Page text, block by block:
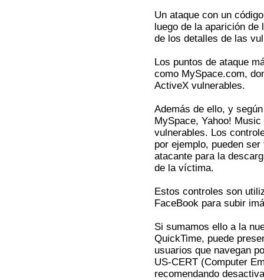
Un ataque con un
luego de la aparición de
de los detalles de las
Los puntos de ataque
como MySpace.com,
ActiveX vulnerables.
Además de ello, y
MySpace, Yahoo!
vulnerables. Los
por ejemplo, pueden
atacante para la
de la víctima.
Estos controles son
FaceBook para subir
Si sumamos ello a la
QuickTime, puede
usuarios que navegan
US-CERT (Computer
recomendando